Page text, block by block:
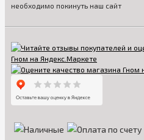
необходимо покинуть наш сайт